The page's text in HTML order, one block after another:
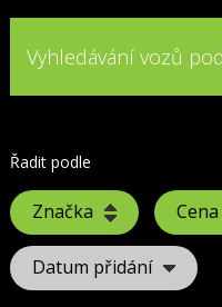
Vyhledávání vozů
Řadit podle
Značka Cena
Datum přidání